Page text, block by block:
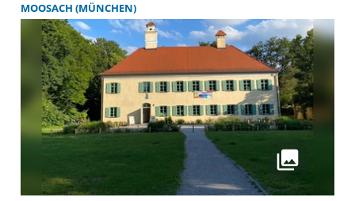
MOOSACH (MÜNCHEN)